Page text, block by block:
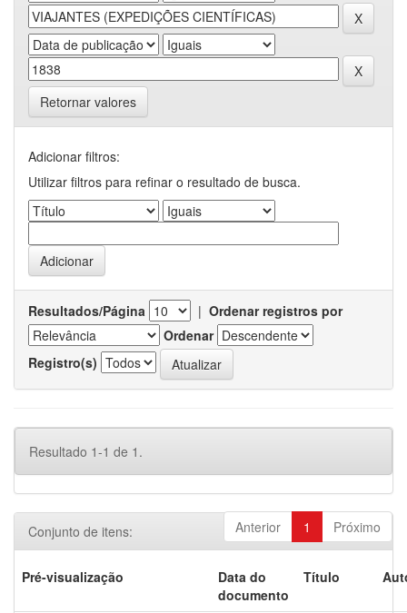
Retornar valores
Adicionar filtros:
Utilizar filtros para refinar o resultado de busca.
Resultados/Página | Ordenar registros por
Ordenar
Registro(s)
Resultado 1-1 de 1.
Anterior 1 Próximo
Conjunto de itens:
Pré-visualização
Data do
documento
Título